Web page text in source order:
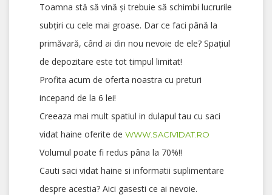
Toamna stă să vină şi trebuie să schimbi lucrurile
subţiri cu cele mai groase. Dar ce faci până la
primăvară, când ai din nou nevoie de ele? Spaţiul
de depozitare este tot timpul limitat!
Profita acum de oferta noastra cu preturi
incepand de la 6 lei!
Creeaza mai mult spatiul in dulapul tau cu saci
vidat haine oferite de WWW.SACIVIDAT.RO
Volumul poate fi redus pâna la 70%!!
Cauti saci vidat haine si informatii suplimentare
despre acestia? Aici gasesti ce ai nevoie.